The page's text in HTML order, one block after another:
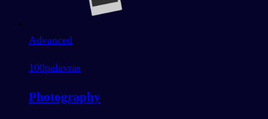
Advanced
100palavras
Photography